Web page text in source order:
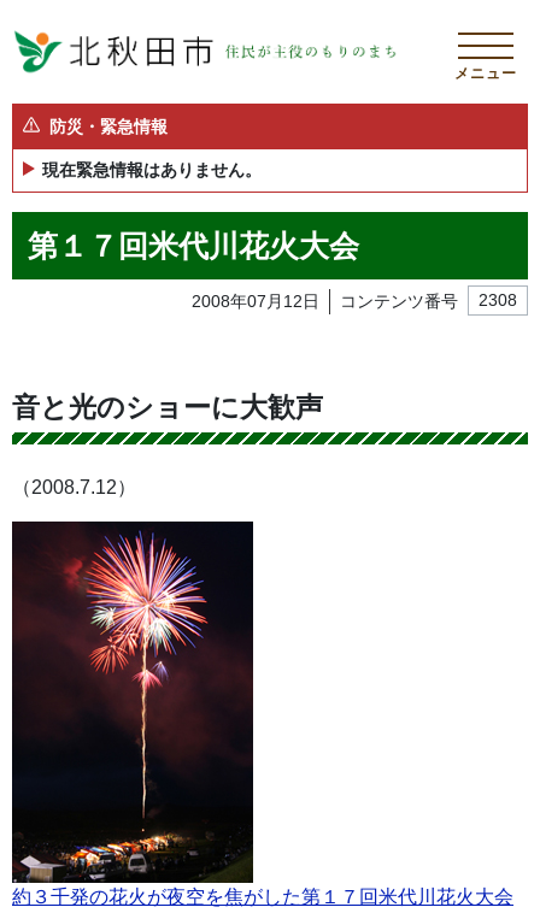
メニュー
防災・緊急情報
現在緊急情報はありません。
第１７回米代川花火大会
2008年07月12日 コンテンツ番号 2308
音と光のショーに大歓声
（2008.7.12）
約３千発の花火が夜空を焦がした第１７回米代川花火大会